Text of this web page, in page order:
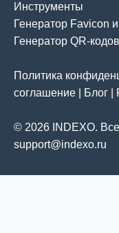
Инструменты
Генератор Favicon
Генератор QR-кодов
Политика
соглашение
Блог
© 2026 INDEXO.
support@indexo.ru